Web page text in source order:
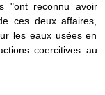
"ont reconnu avoir
ces deux affaires,
les eaux usées en
coercitives au